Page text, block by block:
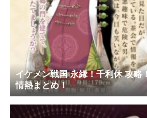
イケメン戦国 永縁！千利休 攻略
情熱まとめ！